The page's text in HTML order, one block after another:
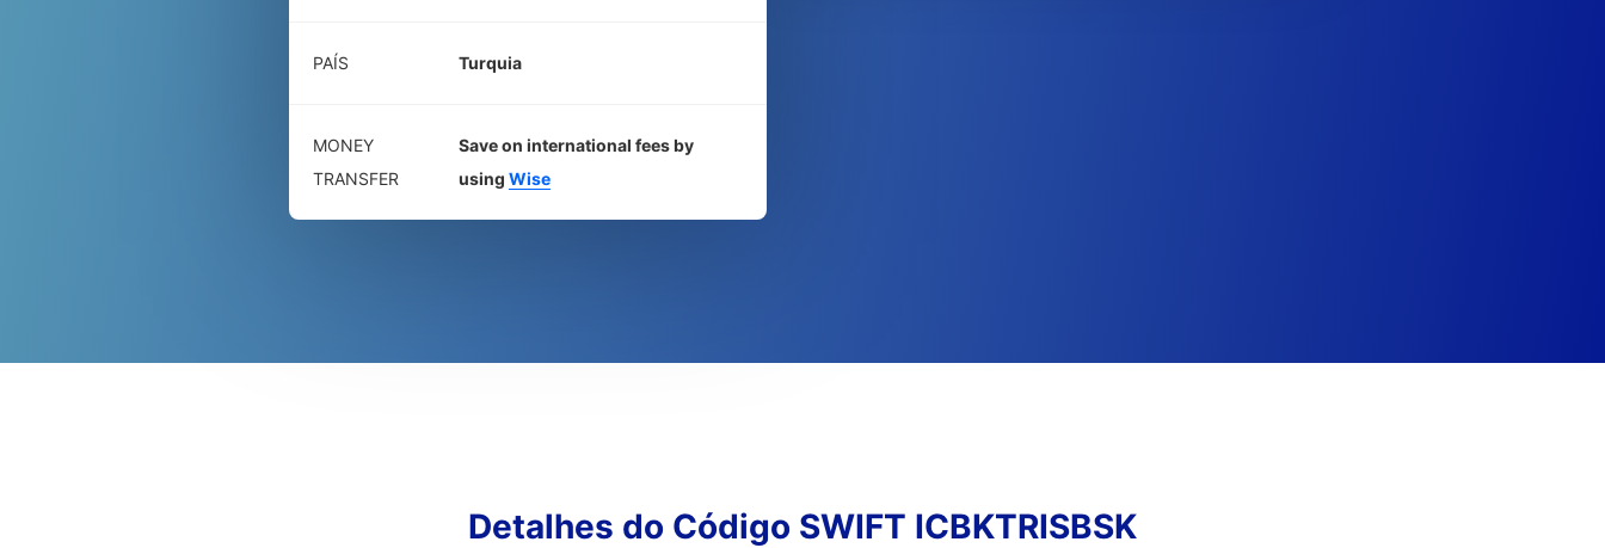
PAÍS Turquia
MONEY
TRANSFER
Save on international fees by
using Wise
Detalhes do Código SWIFT ICBKTRISBSK